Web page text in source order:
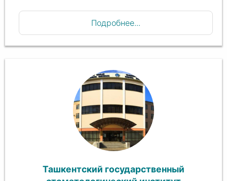
Подробнее...
Ташкентский государственный